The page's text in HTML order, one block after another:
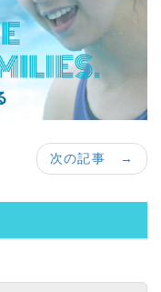
次の記事 →